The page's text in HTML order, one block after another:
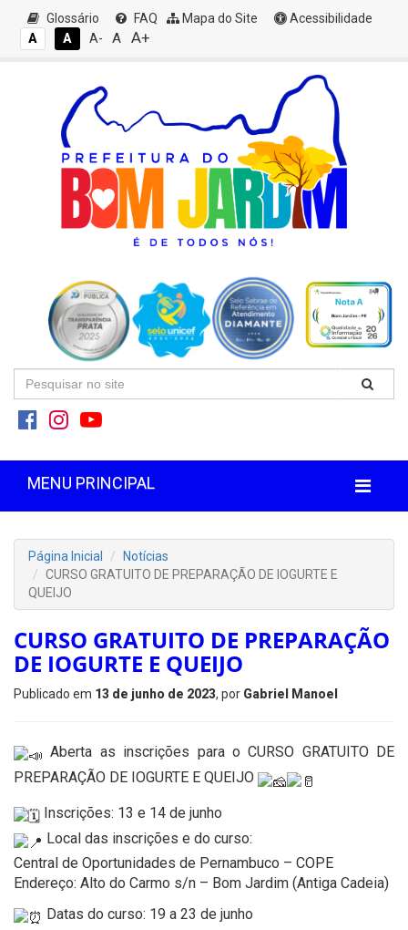
Glossário FAQ Mapa do Site
Acessibilidade
A
A A- A A+
MENU PRINCIPAL
Página Inicial
Notícias
CURSO GRATUITO DE PREPARAÇÃO DE IOGURTE E
QUEIJO
CURSO GRATUITO DE PREPARAÇÃO
DE IOGURTE E QUEIJO
Publicado em 13 de junho de 2023, por Gabriel Manoel
Aberta as inscrições para o CURSO GRATUITO DE
PREPARAÇÃO DE IOGURTE E QUEIJO
Inscrições: 13 e 14 de junho
Local das inscrições e do curso:
Central de Oportunidades de Pernambuco – COPE
Endereço: Alto do Carmo s/n – Bom Jardim (Antiga Cadeia)
Datas do curso: 19 a 23 de junho